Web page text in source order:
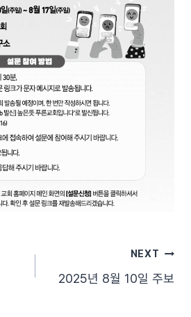
NEXT
2025년 8월 10일 주보